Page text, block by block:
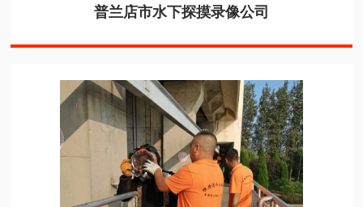
普兰店市水下探摸录像公司